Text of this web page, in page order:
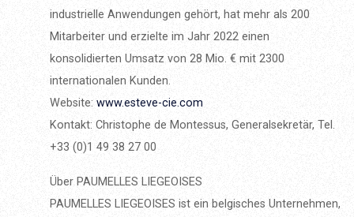
industrielle Anwendungen gehört, hat mehr als 200
Mitarbeiter und erzielte im Jahr 2022 einen
konsolidierten Umsatz von 28 Mio. € mit 2300
internationalen Kunden.
Website: www.esteve-cie.com
Kontakt: Christophe de Montessus, Generalsekretär, Tel.
+33 (0)1 49 38 27 00
Über PAUMELLES LIEGEOISES
PAUMELLES LIEGEOISES ist ein belgisches Unternehmen,